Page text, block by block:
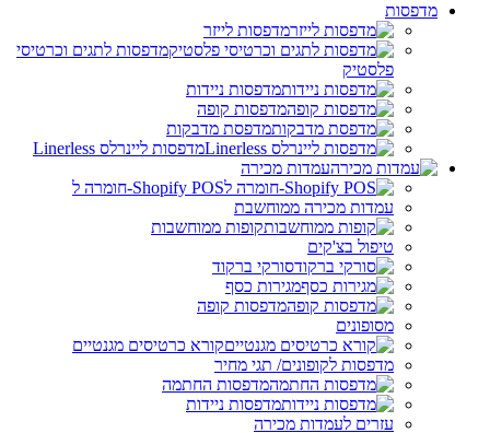
מדפסות
מדפסות לייזר
מדפסות לתגים וכרטיסי
פלסטיק
מדפסות ניידות
מדפסות קופה
מדפסת מדבקות
מדפסות ליינרלס Linerless
עמדות מכירה
Shopify POS-חומרה ל
עמדות מכירה ממוחשבת
קופות ממוחשבות
טיפול בצ'קים
סורקי ברקוד
מגירות כסף
מדפסות קופה
מסופונים
קורא כרטיסים מגנטיים
מדפסות לקופונים/ תגי מחיר
מדפסות החתמה
מדפסות ניידות
עזרים לעמדות מכירה